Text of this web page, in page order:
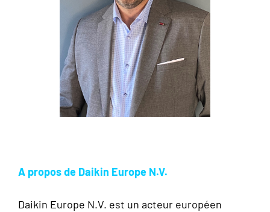
A propos de Daikin Europe N.V.
Daikin Europe N.V. est un acteur européen